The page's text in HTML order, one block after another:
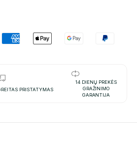
PRISTATYMAS
14 DIENŲ PREKĖS
GRAŽINIMO
GARANTIJA